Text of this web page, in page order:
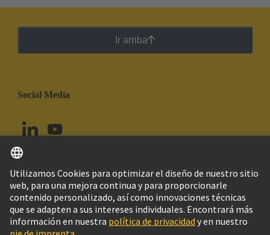
Ir arriba
Social Media
Perú Español